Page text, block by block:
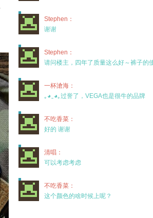
Stephen：
谢谢
Stephen：
请问楼主，四年了质量这么好～裤子的
一杯滄海：
｡◕‿◕｡过誉了，VEGA也是很牛的品牌
不吃香菜：
好的 谢谢
清唱：
可以考虑考虑
不吃香菜：
这个颜色的啥时候上呢？